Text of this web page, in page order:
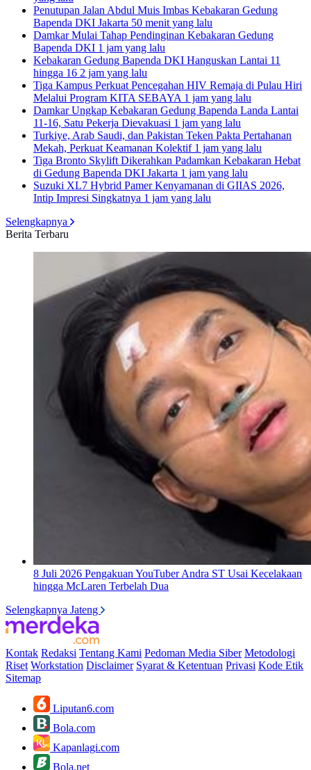
Penutupan Jalan Abdul Muis Imbas Kebakaran Gedung
Bapenda DKI Jakarta 50 menit yang lalu
Damkar Mulai Tahap Pendinginan Kebakaran Gedung
Bapenda DKI 1 jam yang lalu
Kebakaran Gedung Bapenda DKI Hanguskan Lantai 11
hingga 16 2 jam yang lalu
Tiga Kampus Perkuat Pencegahan HIV Remaja di Pulau Hiri
Melalui Program KITA SEBAYA 1 jam yang lalu
Damkar Ungkap Kebakaran Gedung Bapenda Landa Lantai
11-16, Satu Pekerja Dievakuasi 1 jam yang lalu
Turkiye, Arab Saudi, dan Pakistan Teken Pakta Pertahanan
Mekah, Perkuat Keamanan Kolektif 1 jam yang lalu
Tiga Bronto Skylift Dikerahkan Padamkan Kebakaran Hebat
di Gedung Bapenda DKI Jakarta 1 jam yang lalu
Suzuki XL7 Hybrid Pamer Kenyamanan di GIIAS 2026,
Intip Impresi Singkatnya 1 jam yang lalu
Selengkapnya
Berita Terbaru
8 Juli 2026 Pengakuan YouTuber Andra ST Usai Kecelakaan
hingga McLaren Terbelah Dua
Selengkapnya Jateng
Kontak Redaksi Tentang Kami Pedoman Media Siber Metodologi
Riset Workstation Disclaimer Syarat & Ketentuan Privasi Kode Etik
Sitemap
Liputan6.com
Bola.com
Kapanlagi.com
Bola.net